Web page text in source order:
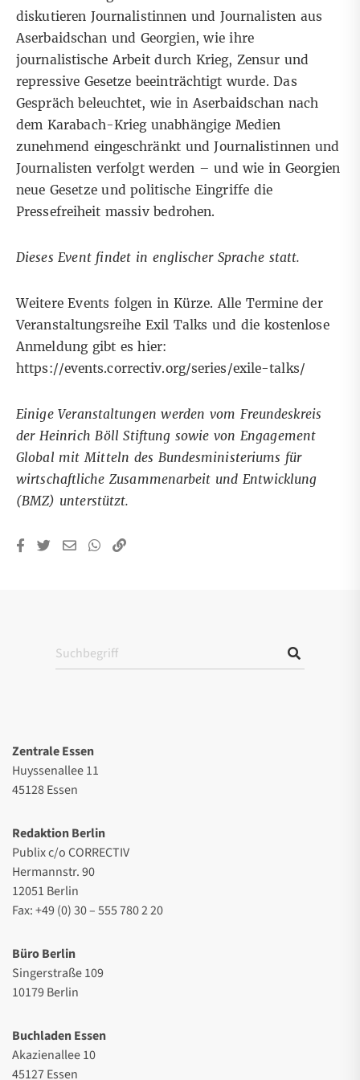
diskutieren Journalistinnen und Journalisten aus
Aserbaidschan und Georgien, wie ihre
journalistische Arbeit durch Krieg, Zensur und
repressive Gesetze beeinträchtigt wurde. Das
Gespräch beleuchtet, wie in Aserbaidschan nach
dem Karabach-Krieg unabhängige Medien
zunehmend eingeschränkt und Journalistinnen und
Journalisten verfolgt werden – und wie in Georgien
neue Gesetze und politische Eingriffe die
Pressefreiheit massiv bedrohen.
Dieses Event findet in englischer Sprache statt.
Weitere Events folgen in Kürze. Alle Termine der
Veranstaltungsreihe Exil Talks und die kostenlose
Anmeldung gibt es hier:
https://events.correctiv.org/series/exile-talks/
Einige Veranstaltungen werden vom Freundeskreis
der Heinrich Böll Stiftung sowie von Engagement
Global mit Mitteln des Bundesministeriums für
wirtschaftliche Zusammenarbeit und Entwicklung
(BMZ) unterstützt.
Zentrale Essen
Huyssenallee 11
45128 Essen
Redaktion Berlin
Publix c/o CORRECTIV
Hermannstr. 90
12051 Berlin
Fax: +49 (0) 30 – 555 780 2 20
Büro Berlin
Singerstraße 109
10179 Berlin
Buchladen Essen
Akazienallee 10
45127 Essen